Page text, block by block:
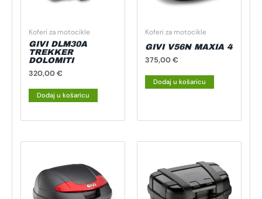
Koferi za motocikle
GIVI DLM30A
TREKKER
DOLOMITI
320,00€
Dodaj u košaricu
Koferi za motocikle
GIVI V56N MAXIA 4
375,00€
Dodaj u košaricu